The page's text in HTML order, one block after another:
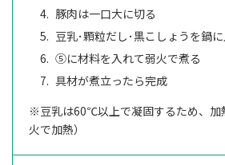
豚肉は一口大に切る
豆乳･顆粒だし･黒こしょうを鍋
⑤に材料を入れて弱火で煮る
具材が煮立ったら完成
※豆乳は60℃以上で凝固するため、加
火で加熱）